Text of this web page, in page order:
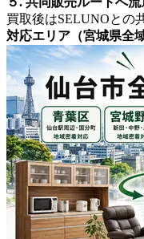
買取後はSELUNOとの
対応エリア（宮城県全域